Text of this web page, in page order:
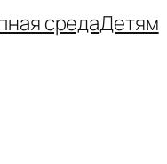
средаДетям